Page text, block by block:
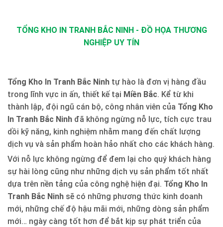
TỔNG KHO IN TRANH BẮC NINH - ĐỒ HỌA THƯƠNG
NGHIỆP UY TÍN
Tổng Kho In Tranh Bắc Ninh tự hào là đơn vị hàng đầu
trong lĩnh vực in ấn, thiết kế tại Miền Bắc. Kể từ khi
thành lập, đội ngũ cán bộ, công nhân viên của Tổng Kho
In Tranh Bắc Ninh đã không ngừng nỗ lực, tích cực trau
dồi kỹ năng, kinh nghiệm nhằm mang đến chất lượng
dịch vụ và sản phẩm hoàn hảo nhất cho các khách hàng.
Với nỗ lực không ngừng để đem lại cho quý khách hàng
sự hài lòng cũng như những dịch vụ sản phẩm tốt nhất
dựa trên nền tảng của công nghệ hiện đại. Tổng Kho In
Tranh Bắc Ninh sẽ có những phương thức kinh doanh
mới, những chế độ hậu mãi mới, những dòng sản phẩm
mới… ngày càng tốt hơn để bắt kịp sự phát triển của